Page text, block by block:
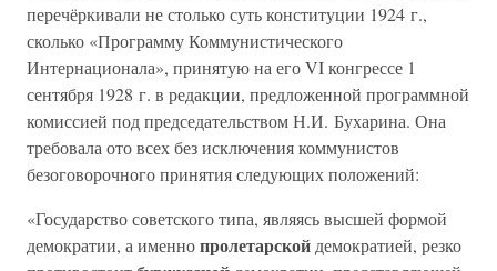
перечёркивали не столько суть конституции 1924 г.,
сколько «Программу Коммунистического
Интернационала», принятую на его VI конгрессе 1
сентября 1928 г. в редакции, предложенной программной
комиссией под председательством Н.И. Бухарина. Она
требовала ото всех без исключения коммунистов
безоговорочного принятия следующих положений:
«Государство советского типа, являясь высшей формой
демократии, а именнопролетарской демократией, резко